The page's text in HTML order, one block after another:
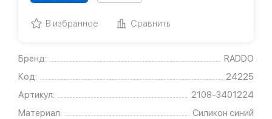
Бренд:
RADDO
Код:
24225
Артикул:
2108-3401224
Материал:
Силикон синий
В избранное Сравнить